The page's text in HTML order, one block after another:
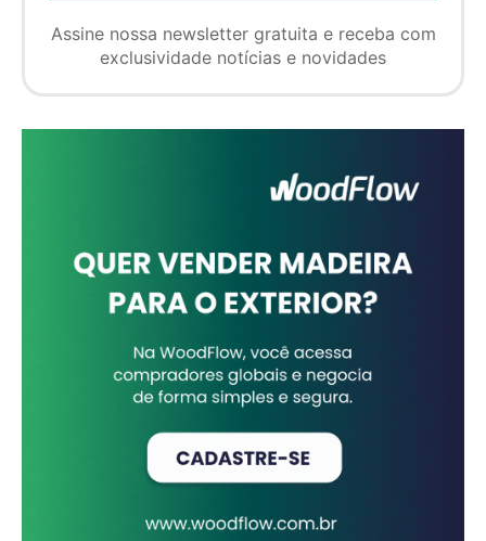
Assine nossa newsletter gratuita e receba com
exclusividade notícias e novidades